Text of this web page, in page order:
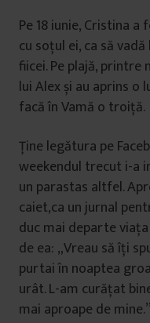
Pe 18 iunie, Cristina
cu soțul ei, ca să
fiicei. Pe plajă,
lui Alex și au aprins o
facă în Vamă o troiță.
Ține legătura pe
weekendul trecut i-a
un parastas altfel.
caiet,ca un jurnal
duc mai departe
de ea: „Vreau să îți
purtai în noaptea
urât. L-am curățat
mai aproape de